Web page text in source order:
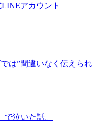
アカウント
は”間違いなく伝えられ
で泣いた話。